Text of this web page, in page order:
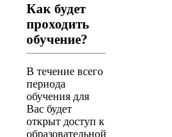
Как будет
проходить
обучение?
В течение всего
периода
обучения для
Вас будет
открыт доступ к
образовательной